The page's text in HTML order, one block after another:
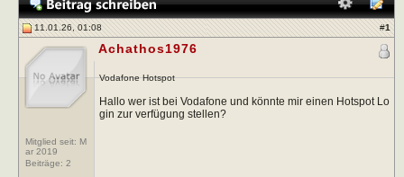
11.01.26, 01:08 #1
Mitglied seit: M
ar 2019
Beiträge: 2
Achathos1976
Vodafone Hotspot
Hallo wer ist bei Vodafone und könnte mir einen Hotspot Lo
gin zur verfügung stellen?